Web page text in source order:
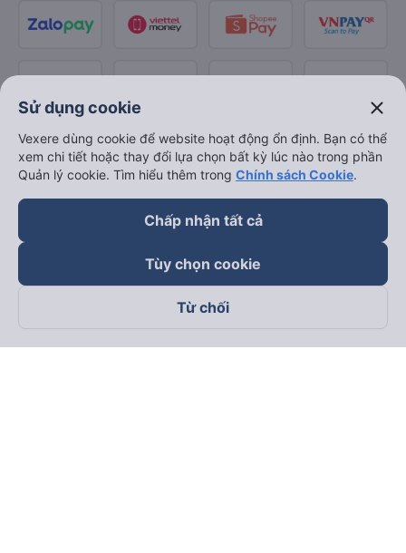
Theo dõi chúng tôi trên
Sử dụng cookie close
Vexere dùng cookie để website hoạt động ổn định. Bạn có thể
xem chi tiết hoặc thay đổi lựa chọn bất kỳ lúc nào trong phần
Quản lý cookie. Tìm hiểu thêm trong Chính sách Cookie.
Chấp nhận tất cả
Tùy chọn cookie
Từ chối